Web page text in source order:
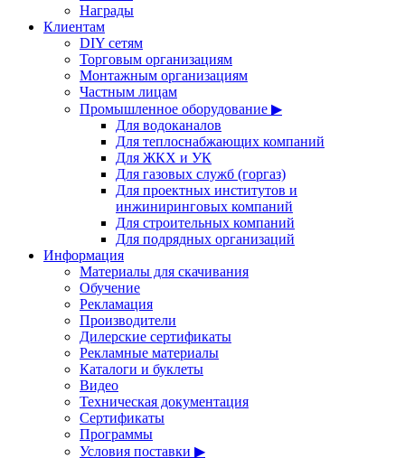
Награды
Клиентам
DIY сетям
Торговым организациям
Монтажным организациям
Частным лицам
Промышленное оборудование ▶
Для водоканалов
Для теплоснабжающих компаний
Для ЖКХ и УК
Для газовых служб (горгаз)
Для проектных институтов и
инжиниринговых компаний
Для строительных компаний
Для подрядных организаций
Информация
Материалы для скачивания
Обучение
Рекламация
Производители
Дилерские сертификаты
Рекламные материалы
Каталоги и буклеты
Видео
Техническая документация
Сертификаты
Программы
Условия поставки ▶